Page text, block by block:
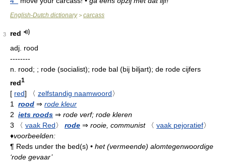
English-Dutch dictionary> carcass
3
red
adj. rood
--------
n.
rood; ; rode (socialist); rode bal (bij biljart); de rode cijfers
red1
[ red] 〈 zelfstandig naamwoord〉
1
rood ⇒ rode kleur
2 iets roods ⇒ rode verf; rode kleren
3
〈 vaak Red〉 rode ⇒ rooie, communist 〈 vaak pejoratief〉
♦voorbeelden:
¶ Reds under the bed(s) • het (vermeende) alomtegenwoordige
‘rode gevaar’